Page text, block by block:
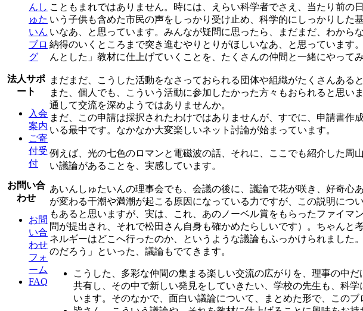
んし
ゅた
いん
ブロ
グ
法人サポ
ート
入会
案内
ご寄
付受
付
お問い合
わせ
お問
い合
わせ
フォ
ーム
FAQ
こともまれではありません。時には、えらい科学者でさえ、当たり前
いう子供も含めた市民の声をしっかり受け止め、科学的にしっかりし
いなあ、と思っています。みんなが疑問に思ったら、まだまだ、わか
納得のいくところまで突き進むやりとりがほしいなあ、と思っていま
んとした」教材に仕上げていくことを、たくさんの仲間と一緒にやって
まだまだ、こうした活動をなさっておられる団体や組織がたくさんあると
また、個人でも、こういう活動に参加したかった方々もおられると思
通して交流を深めようではありませんか。
まだ、この申請は採択されたわけではありませんが、すでに、申請書
いる最中です。なかなか大変楽しいネット討論が始まっています。
例えば、光の七色のロマンと電磁波の話、それに、ここでも紹介した
い議論があることを、実感しています。
あいんしゅたいんの理事会でも、会議の後に、議論で花が咲き、好奇
が変わる干潮や満潮が起こる原因になっている力ですが、この説明に
もあると思いますが、実は、これ、あのノーベル賞をもらったファイ
問が提出され、それで松田さん自身も確かめたらしいです）。ちゃん
ネルギーはどこへ行ったのか、というような議論もふっかけられまし
のだろう」といった、議論もでてきます。
こうした、多彩な仲間の集まる楽しい交流の広がりを、理事の中
共有し、その中で新しい発見をしていきたい、学校の先生も、科
います。そのなかで、面白い議論について、まとめた形で、この